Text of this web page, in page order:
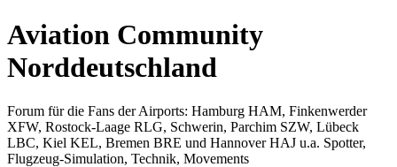
Aviation Community
Norddeutschland
Forum für die Fans der Airports: Hamburg HAM, Finkenwerder
XFW, Rostock-Laage RLG, Schwerin, Parchim SZW, Lübeck
LBC, Kiel KEL, Bremen BRE und Hannover HAJ u.a. Spotter,
Flugzeug-Simulation, Technik, Movements